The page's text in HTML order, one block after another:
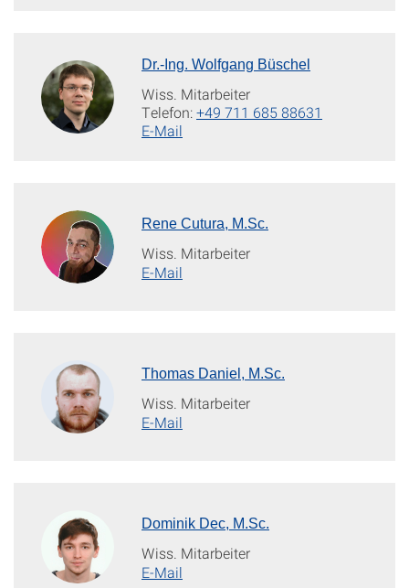
Dr.-Ing. Wolfgang Büschel
Wiss. Mitarbeiter
Telefon:+49 711 685 88631
E-Mail
Rene Cutura, M.Sc.
Wiss. Mitarbeiter
E-Mail
Thomas Daniel, M.Sc.
Wiss. Mitarbeiter
E-Mail
Dominik Dec, M.Sc.
Wiss. Mitarbeiter
E-Mail